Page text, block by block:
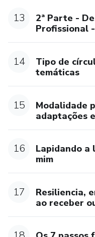
13
2ª Parte -
Profissional
14
Tipo de
temáticas
15
Modalidade
adaptações
16
Lapidando a
mim
17
Resiliencia,
ao receber